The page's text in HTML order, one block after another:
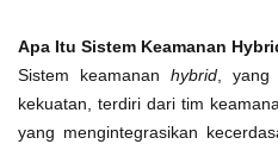
Apa Itu Sistem Keamanan
Sistem keamanan hybrid, yang
kekuatan, terdiri dari tim
yang mengintegrasikan